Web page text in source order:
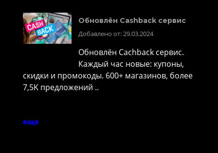
Обновлён Cashback сервис
Добавлено от: 29.03.2024
Обновлён Cachback сервис.
Каждый час новые: купоны,
скидки и промокоды. 600+ магазинов, более
7,5K предложений ..
еще